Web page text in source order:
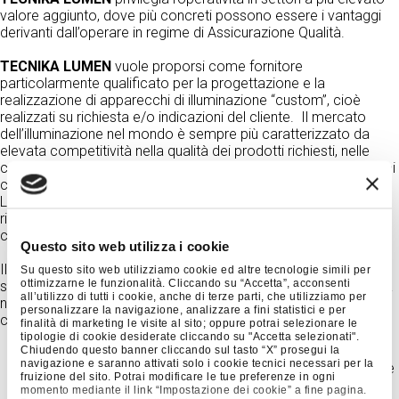
Questo sito web utilizza i cookie
Su questo sito web utilizziamo cookie ed altre tecnologie simili per
ottimizzarne le funzionalità. Cliccando su “Accetta”, acconsenti
all’utilizzo di tutti i cookie, anche di terze parti, che utilizziamo per
personalizzare la navigazione, analizzare a fini statistici e per
finalità di marketing le visite al sito; oppure potrai selezionare le
tipologie di cookie desiderate cliccando su "Accetta selezionati".
Chiudendo questo banner cliccando sul tasto “X” prosegui la
navigazione e saranno attivati solo i cookie tecnici necessari per la
fruizione del sito. Potrai modificare le tue preferenze in ogni
momento mediante il link “Impostazione dei cookie” a fine pagina.
valore aggiunto, dove più concreti possono essere i vantaggi
derivanti dall’operare in regime di Assicurazione Qualità.
TECNIKA LUMEN vuole proporsi come fornitore
particolarmente qualificato per la progettazione e la
realizzazione di apparecchi di illuminazione “custom”, cioè
realizzati su richiesta e/o indicazioni del cliente. Il mercato
dell’illuminazione nel mondo è sempre più caratterizzato da
elevata competitività nella qualità dei prodotti richiesti, nelle
caratteristiche del servizio reso ai clienti e nel contenimento dei
costi di produzione. Fin dall’inizio della sua attività TECNIKA
LUMEN si è voluta caratterizzare per la particolare attenzione
rivolta a questi aspetti, facendone proprio elemento di
competitività.
Il Sistema Qualità diTECNIKA LUMEN copre tutte le attività
svolte nella sua sede di Marghera (Venezia) ed è conforme alla
normaUNI EN ISO 9001. I principi fondamentali per il
conseguimento degli obiettivi prefissati sono i seguenti:
Le esigenze dei clienti devono essere soddisfatte anche
attraverso la chiara definizione dei requisiti del prodotto e
del servizio reso.